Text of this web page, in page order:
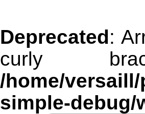
Deprecated:
curly
/home/
simple-debug/